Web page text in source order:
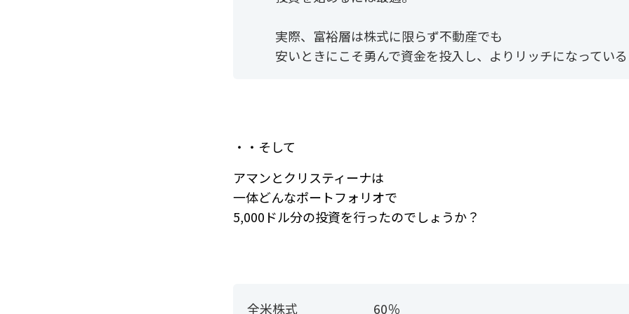
実際、富裕層は株式に限らず不動産でも
安いときにこそ勇んで資金を投入し、よりリッチになってい
・・そして
アマンとクリスティーナは
一体どんなポートフォリオで
5,000ドル分の投資を行ったのでしょうか？
全米株式 60％